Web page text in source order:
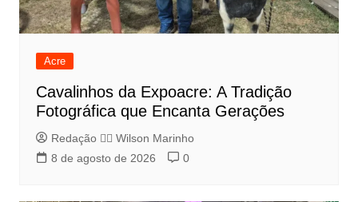
Acre
Cavalinhos da Expoacre: A Tradição
Fotográfica que Encanta Gerações
Redação 👨‍⚖️​ Wilson Marinho
8 de agosto de 2026
0